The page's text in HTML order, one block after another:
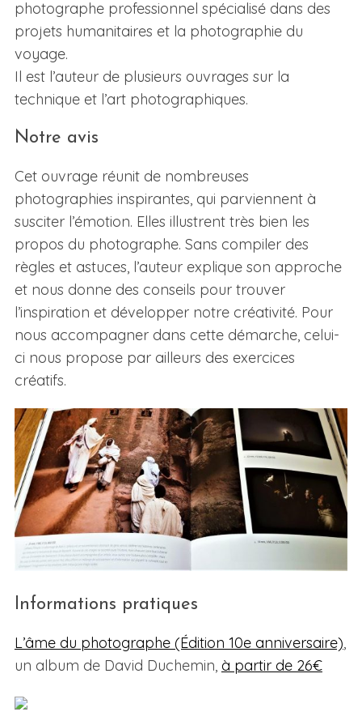
photographe professionnel spécialisé dans des
projets humanitaires et la photographie du
voyage.
Il est l’auteur de plusieurs ouvrages sur la
technique et l’art photographiques.
Notre avis
Cet ouvrage réunit de nombreuses
photographies inspirantes, qui parviennent à
susciter l’émotion. Elles illustrent très bien les
propos du photographe. Sans compiler des
règles et astuces, l’auteur explique son approche
et nous donne des conseils pour trouver
l’inspiration et développer notre créativité. Pour
nous accompagner dans cette démarche, celui-
ci nous propose par ailleurs des exercices
créatifs.
Informations pratiques
L’âme du photographe (Édition 10e anniversaire),
un album de David Duchemin, à partir de 26€